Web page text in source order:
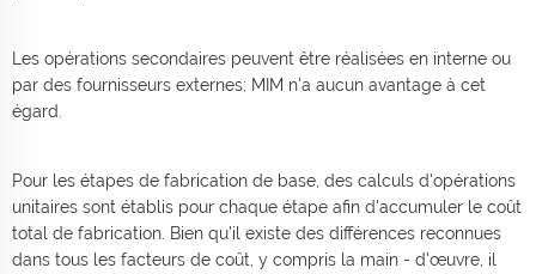
Les opérations secondaires peuvent être réalisées en interne ou
par des fournisseurs externes; MIM n'a aucun avantage à cet
égard.
Pour les étapes de fabrication de base, des calculs d'opérations
unitaires sont établis pour chaque étape afin d'accumuler le coût
total de fabrication. Bien qu'il existe des différences reconnues
dans tous les facteurs de coût, y compris la main - d'œuvre, il